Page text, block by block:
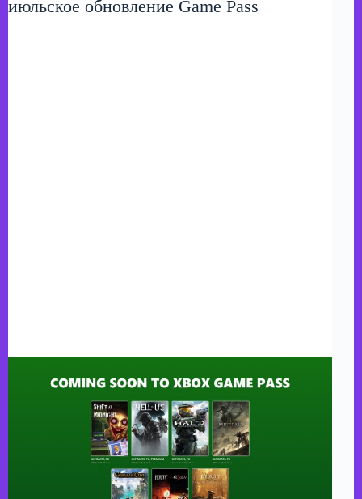
июльское обновление Game Pass